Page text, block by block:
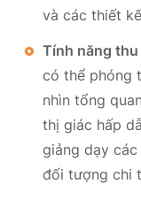
và các thiết
Tính năng
có thể phóng
nhìn tổng
thị giác hấp
giảng dạy
đối tượng chi